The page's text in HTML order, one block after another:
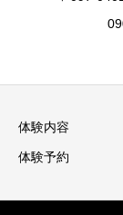
体験内容
体験予約